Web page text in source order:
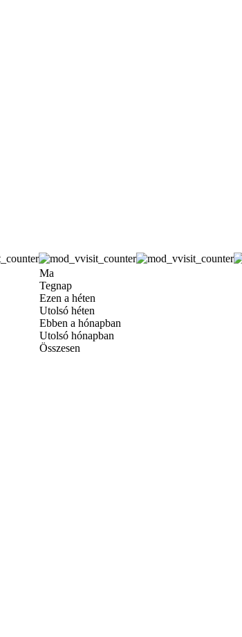
Ma
Tegnap
Ezen a héten
Utolsó héten
Ebben a hónapban
Utolsó hónapban
Összesen